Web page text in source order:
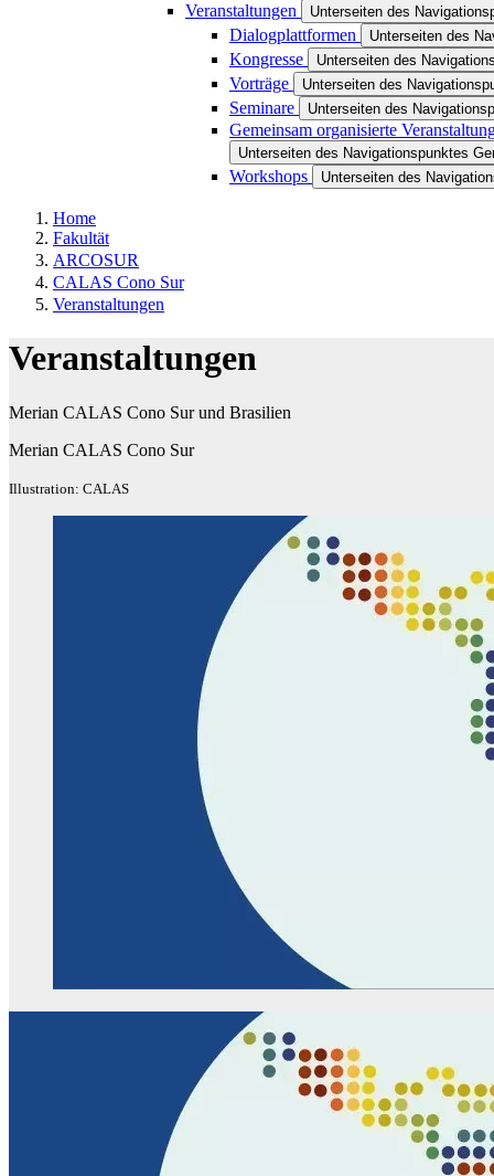
Veranstaltungen Unterseiten des
Dialogplattformen Unterseiten des
Kongresse Unterseiten des
Vorträge Unterseiten des
Seminare Unterseiten des
Gemeinsam organisierte
Unterseiten des Navigationspunktes
Workshops Unterseiten des
Home
Fakultät
ARCOSUR
CALAS Cono Sur
Veranstaltungen
Veranstaltungen
Merian CALAS Cono Sur und Brasilien
Merian CALAS Cono Sur
Illustration: CALAS